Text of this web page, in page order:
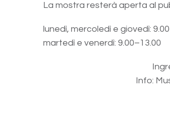
La mostra resterà aperta al
lunedì, mercoledì e giovedì:
martedì e venerdì: 9.00–13.00
Info: